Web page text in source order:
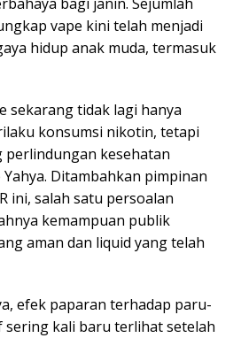
vape kini telah menjadi
hidup anak muda, termasuk
sekarang tidak lagi hanya
konsumsi nikotin, tetapi
perlindungan kesehatan
Yahya. Ditambahkan pimpinan
ini, salah satu persoalan
kemampuan publik
aman dan liquid yang telah
efek paparan terhadap paru-
sering kali baru terlihat setelah